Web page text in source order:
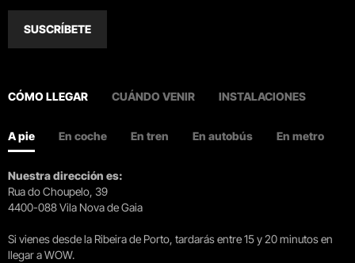
SUSCRÍBETE
CÓMO LLEGAR CUÁNDO VENIR INSTALACIONES
A pie En coche En tren En autobús En metro
Nuestra dirección es:
Rua do Choupelo, 39
4400-088 Vila Nova de Gaia
Si vienes desde la Ribeira de Porto, tardarás entre 15 y 20 minutos en
llegar a WOW.